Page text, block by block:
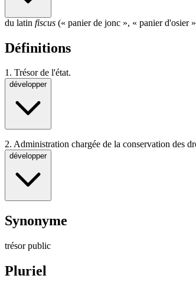
du latin fiscus (« panier de jonc », « panier d'osier
Définitions
1. Trésor de l'état.
développer
2. Administration chargée de la conservation des
développer
Synonyme
trésor public
Pluriel